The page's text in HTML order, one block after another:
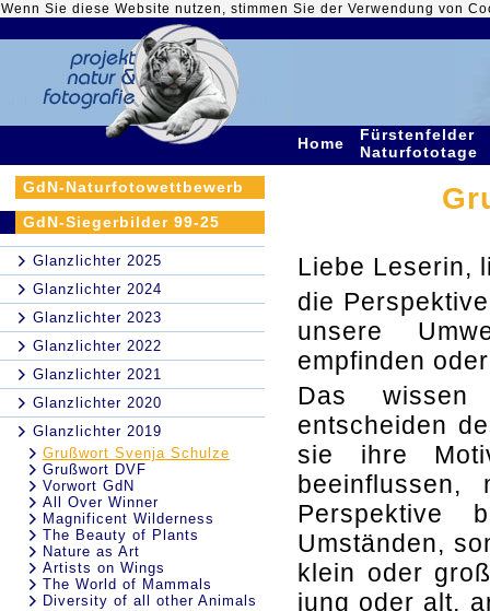
Wenn Sie diese Website nutzen, stimmen Sie der Verwendung von
Home
Fürstenfelder
Naturfototage
GdN-Naturfotowettbewerb
GdN-Siegerbilder 99-25
Glanzlichter 2025
Glanzlichter 2024
Glanzlichter 2023
Glanzlichter 2022
Glanzlichter 2021
Glanzlichter 2020
Glanzlichter 2019
Grußwort Svenja Schulze
Grußwort DVF
Vorwort GdN
All Over Winner
Magnificent Wilderness
The Beauty of Plants
Nature as Art
Artists on Wings
The World of Mammals
Diversity of all other Animals
Liebe Leserin,
die
unsere
empfinden
Das wissen
entscheiden
sie ihre
beeinflussen,
Perspektive
Umständen,
klein oder
jung oder alt,